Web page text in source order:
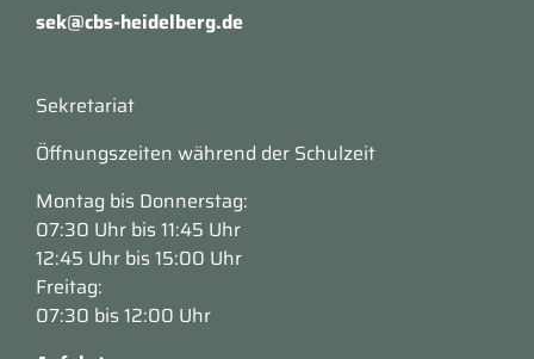
sek@cbs-heidelberg.de
Sekretariat
Öffnungszeiten während der Schulzeit
Montag bis Donnerstag:
07:30 Uhr bis 11:45 Uhr
12:45 Uhr bis 15:00 Uhr
Freitag:
07:30 bis 12:00 Uhr